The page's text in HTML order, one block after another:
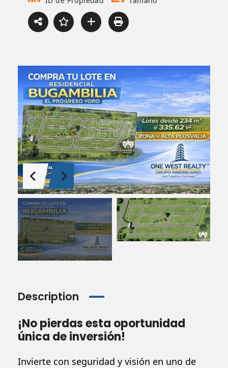
Description
¡No pierdas esta oportunidad
única de inversión!
Invierte con seguridad y visión en uno de